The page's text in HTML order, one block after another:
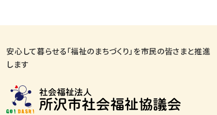
安心して暮らせる「福祉のまちづくり」を市民の皆さまと推進
します